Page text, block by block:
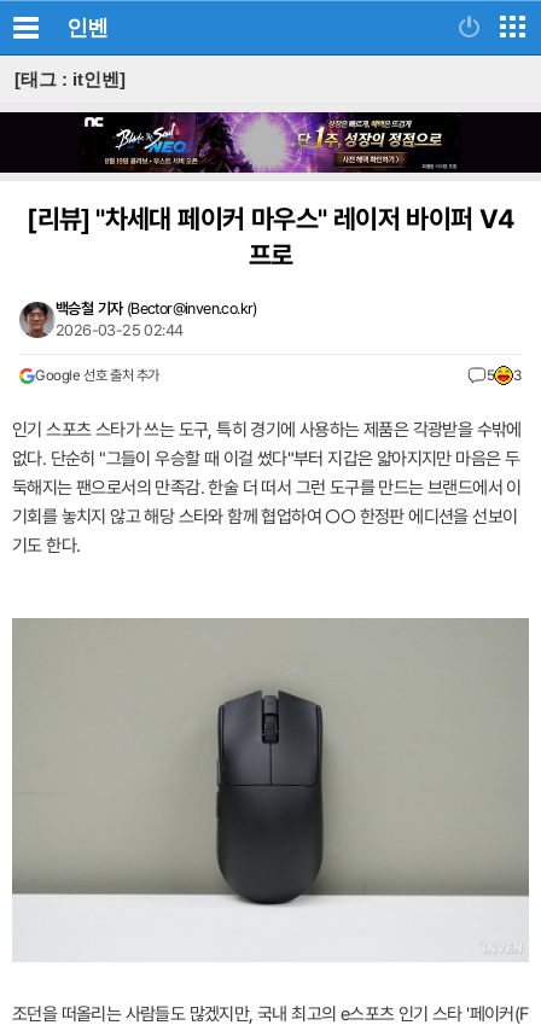
인벤
[태그 : it인벤]
[리뷰]"차세대 페이커 마우스" 레이저 바이퍼 V4
프로
백승철 기자 (Bector@inven.co.kr)
2026-03-25 02:44
Google 선호 출처 추가 5 3
인기 스포츠 스타가 쓰는 도구, 특히 경기에 사용하는 제품은 각광받을 수밖에
없다. 단순히 "그들이 우승할 때 이걸 썼다"부터 지갑은 얇아지지만 마음은 두
둑해지는 팬으로서의 만족감. 한술 더 떠서 그런 도구를 만드는 브랜드에서 이
기회를 놓치지 않고 해당 스타와 함께 협업하여 ○○ 한정판 에디션을 선보이
기도 한다.
조던을 떠올리는 사람들도 많겠지만, 국내 최고의 e스포츠 인기 스타 '페이커(F